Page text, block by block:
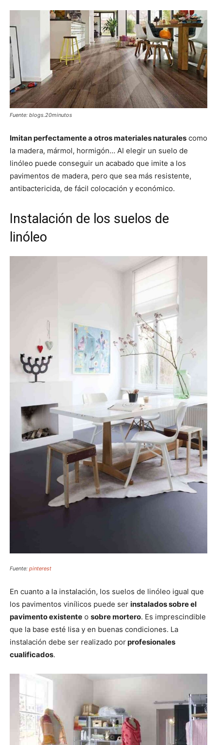
Fuente: blogs.20minutos
Imitan perfectamente a otros materiales naturales como
la madera, mármol, hormigón… Al elegir un suelo de
linóleo puede conseguir un acabado que imite a los
pavimentos de madera, pero que sea más resistente,
antibactericida, de fácil colocación y económico.
Instalación de los suelos de
linóleo
Fuente: pinterest
En cuanto a la instalación, los suelos de linóleo igual que
los pavimentos vinílicos puede ser instalados sobre el
pavimento existente o sobre mortero. Es imprescindible
que la base esté lisa y en buenas condiciones. La
instalación debe ser realizado porprofesionales
cualificados.